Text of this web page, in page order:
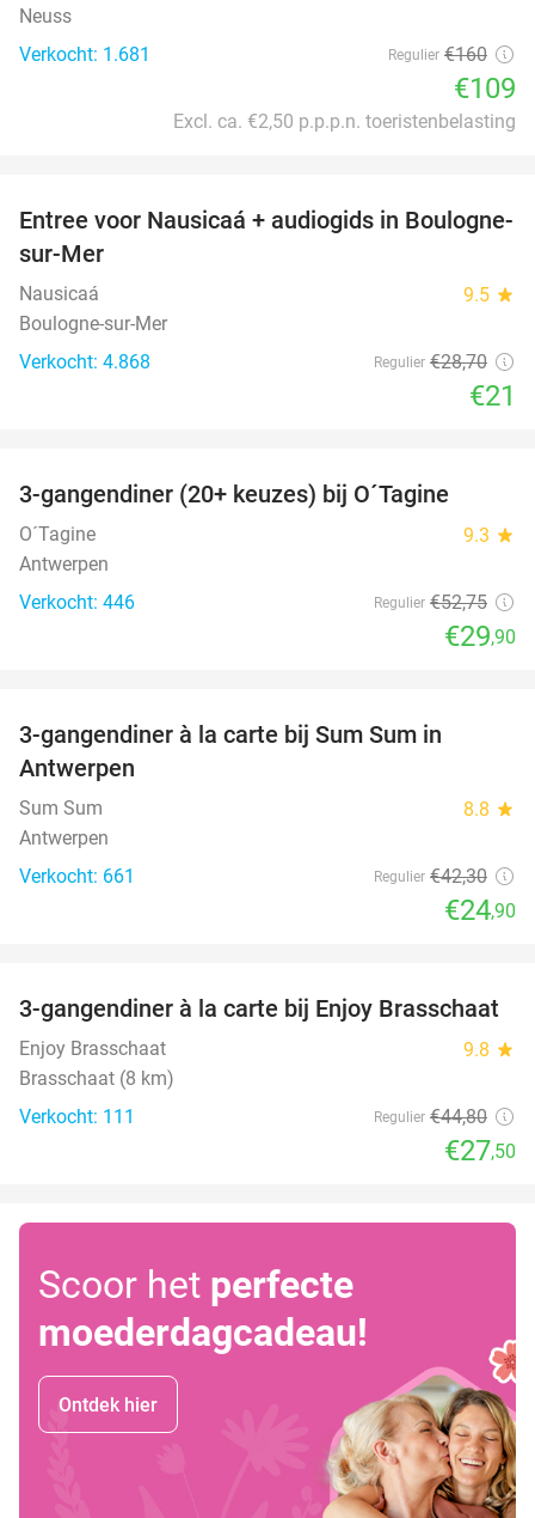
Neuss
Verkocht: 1.681
Regulier €160
€109
Excl. ca. €2,50 p.p.p.n. toeristenbelasting
27%
Entree voor Nausicaá + audiogids in Boulogne-
sur-Mer
Nausicaá 9.5 star
Boulogne-sur-Mer
Verkocht: 4.868
Regulier €28,70
€21
3-gangendiner (20+ keuzes) bij O´Tagine
O´Tagine 9.3 star
Antwerpen
Verkocht: 446
Regulier €52,75
€29,90
3-gangendiner à la carte bij Sum Sum in
Antwerpen
Sum Sum 8.8 star
Antwerpen
Verkocht: 661
Regulier €42,30
€24,90
39%
3-gangendiner à la carte bij Enjoy Brasschaat
Enjoy Brasschaat 9.8 star
Brasschaat (8 km)
Verkocht: 111
Regulier €44,80
€27,50
Scoor het perfecte
moederdagcadeau!
Ontdek hier